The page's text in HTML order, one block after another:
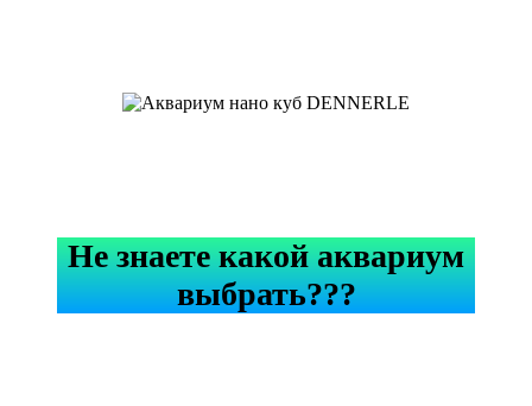
Не знаете какой аквариум
выбрать???